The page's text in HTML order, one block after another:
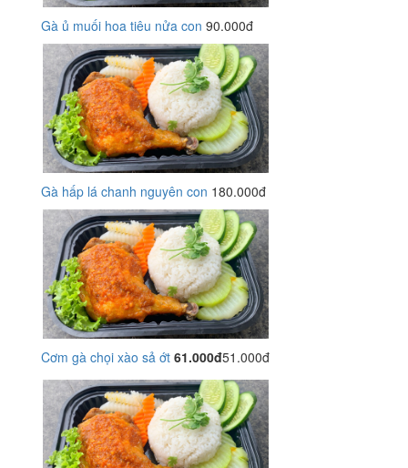
Gà ủ muối hoa tiêu nửa con 90.000đ
Gà hấp lá chanh nguyên con 180.000đ
Cơm gà chọi xào sả ớt 61.000đ51.000đ